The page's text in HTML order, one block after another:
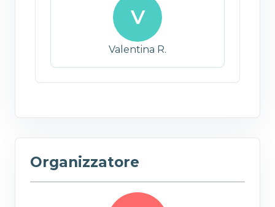
V
Valentina R.
Organizzatore